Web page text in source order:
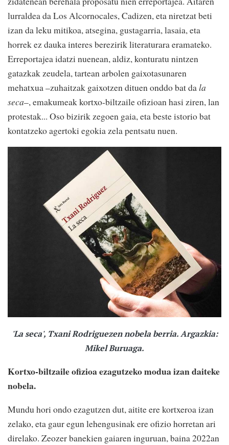
lurraldea da Los Alcornocales, Cadizen, eta niretzat beti
izan da leku mitikoa, atsegina, gustagarria, lasaia, eta
horrek ez dauka interes berezirik literaturara eramateko.
Erreportajea idatzi nuenean, aldiz, konturatu nintzen
gatazkak zeudela, tartean arbolen gaixotasunaren
mehatxua –zuhaitzak gaixotzen dituen onddo bat dala
seca–, emakumeak kortxo-biltzaile ofizioan hasi ziren, lan
protestak... Oso bizirik zegoen gaia, eta beste istorio bat
kontatzeko agertoki egokia zela pentsatu nuen.
'La seca', Txani Rodriguezen nobela berria. Argazkia:
Mikel Buruaga.
Kortxo-biltzaile ofizioa ezagutzeko modua izan daiteke
nobela.
Mundu hori ondo ezagutzen dut, aitite ere kortxeroa izan
zelako, eta gaur egun lehengusinak ere ofizio horretan ari
direlako. Zeozer banekien gaiaren inguruan, baina 2022an